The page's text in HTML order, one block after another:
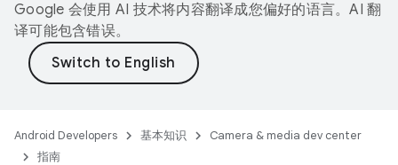
Google 会使用 AI 技术将内容翻译成您偏好的语言。AI 翻
译可能包含错误。
Android Developers 基本知识
Camera & media dev center
指南